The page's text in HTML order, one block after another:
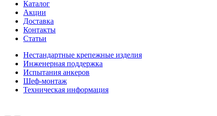
Каталог
Акции
Доставка
Контакты
Статьи
Нестандартные крепежные изделия
Инженерная поддержка
Испытания анкеров
Шеф-монтаж
Техническая информация